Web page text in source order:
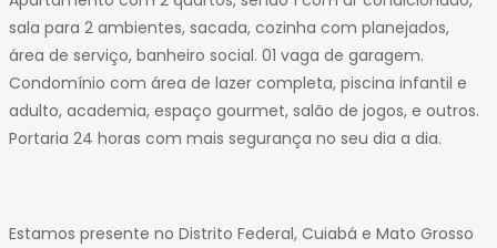
sala para 2 ambientes, sacada, cozinha com planejados,
área de serviço, banheiro social. 01 vaga de garagem.
Condomínio com área de lazer completa, piscina infantil e
adulto, academia, espaço gourmet, salão de jogos, e outros.
Portaria 24 horas com mais segurança no seu dia a dia.
Estamos presente no Distrito Federal, Cuiabá e Mato Grosso